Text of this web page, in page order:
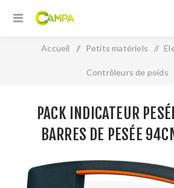
Accueil / Petits matériels /
Contrôleurs de poids
3000Kg
PACK INDICATEUR
BARRES DE PESÉE